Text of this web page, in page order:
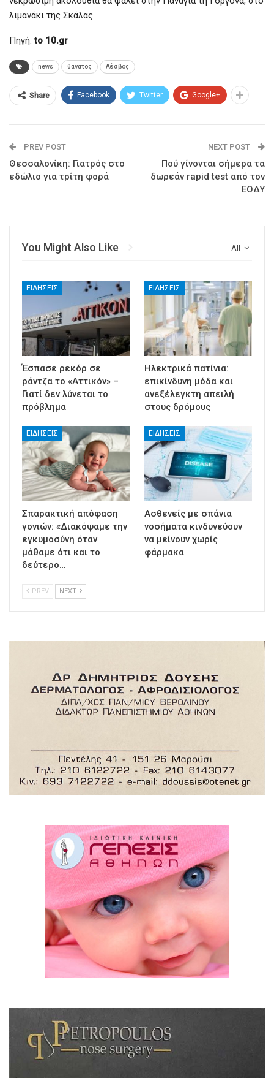
λιμανάκι της Σκάλας.
Πηγή:to 10.gr
news θάνατος Λέσβος
Share Facebook Twitter Google+
PREV POST
Θεσσαλονίκη: Γιατρός στο
εδώλιο για τρίτη φορά
NEXT POST
Πού γίνονται σήμερα τα
δωρεάν rapid test από τον
ΕΟΔΥ
All
You Might Also Like
ΕΙΔΉΣΕΙΣ
Έσπασε ρεκόρ σε
ράντζα το «Αττικόν» –
Γιατί δεν λύνεται το
πρόβλημα
ΕΙΔΉΣΕΙΣ
Ηλεκτρικά πατίνια:
επικίνδυνη μόδα και
ανεξέλεγκτη απειλή
στους δρόμους
ΕΙΔΉΣΕΙΣ
Σπαρακτική απόφαση
γονιών: «Διακόψαμε την
εγκυμοσύνη όταν
μάθαμε ότι και το
δεύτερο…
ΕΙΔΉΣΕΙΣ
Ασθενείς με σπάνια
νοσήματα κινδυνεύουν
να μείνουν χωρίς
φάρμακα
PREV NEXT